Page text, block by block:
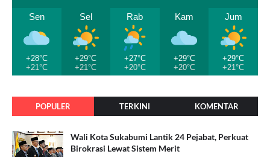
Sen
+28°C
+21°C
Sel
+29°C
+21°C
Rab
+27°C
+20°C
Kam
+29°C
+20°C
Jum
+29°C
+21°C
POPULER TERKINI KOMENTAR
Wali Kota Sukabumi Lantik 24 Pejabat, Perkuat
Birokrasi Lewat Sistem Merit